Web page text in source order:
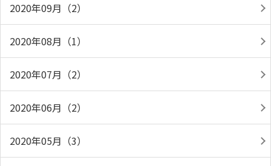
2020年09月（2）
2020年08月（1）
2020年07月（2）
2020年06月（2）
2020年05月（3）